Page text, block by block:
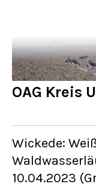
OAG Kreis
Wickede:
10.04.2023